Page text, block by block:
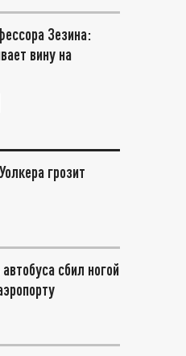
Зезина:
вину на
грозит
сбил ногой